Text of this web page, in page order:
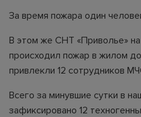
За время пожара один
В этом же СНТ «Приволье»
происходил пожар в жилом
привлекли 12 сотрудников
Всего за минувшие сутки в
зафиксировано 12